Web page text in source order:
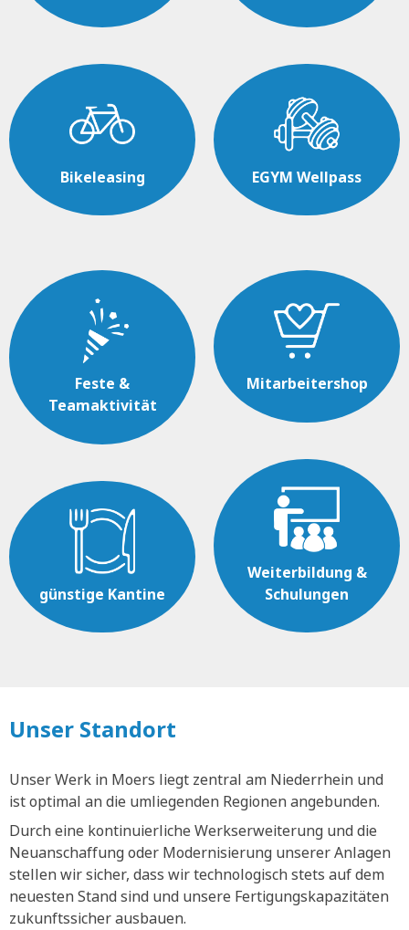
Bikeleasing EGYM Wellpass
Feste &
Teamaktivität
günstige Kantine
Mitarbeitershop
Weiterbildung &
Schulungen
Unser Standort
Unser Werk in Moers liegt zentral am Niederrhein und
ist optimal an die umliegenden Regionen angebunden.
Durch eine kontinuierliche Werkserweiterung und die
Neuanschaffung oder Modernisierung unserer Anlagen
stellen wir sicher, dass wir technologisch stets auf dem
neuesten Stand sind und unsere Fertigungskapazitäten
zukunftssicher ausbauen.